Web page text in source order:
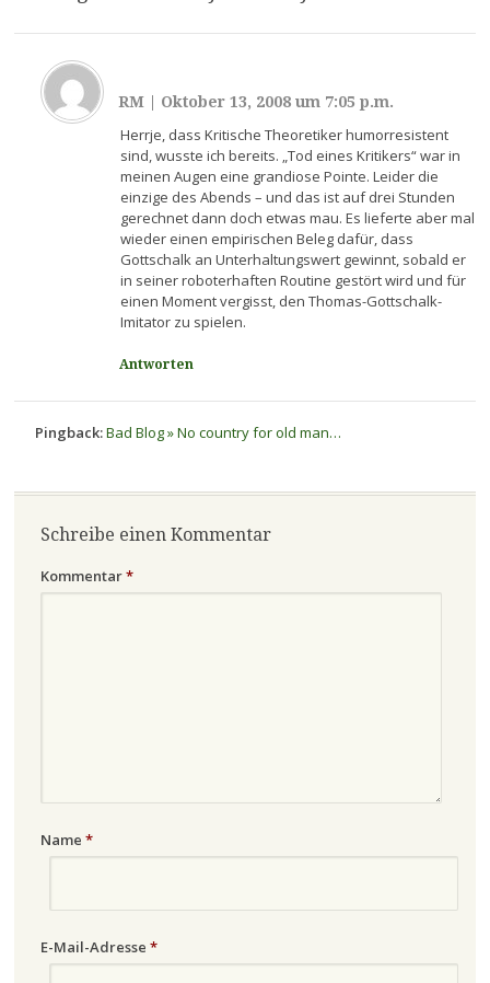
RM Oktober 13, 2008 um 7:05 p.m.
Herrje, dass Kritische Theoretiker humorresistent
sind, wusste ich bereits. „Tod eines Kritikers“ war in
meinen Augen eine grandiose Pointe. Leider die
einzige des Abends – und das ist auf drei Stunden
gerechnet dann doch etwas mau. Es lieferte aber mal
wieder einen empirischen Beleg dafür, dass
Gottschalk an Unterhaltungswert gewinnt, sobald er
in seiner roboterhaften Routine gestört wird und für
einen Moment vergisst, den Thomas-Gottschalk-
Imitator zu spielen.
Antworten
Pingback:Bad Blog » No country for old man…
Schreibe einen Kommentar
Kommentar*
Name *
E-Mail-Adresse *